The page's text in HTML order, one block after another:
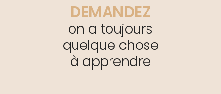
DEMANDEZ
on a toujours
quelque chose
à apprendre